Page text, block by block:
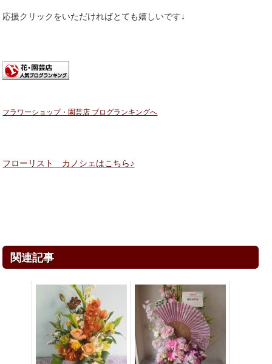
応援クリックをいただければとても嬉しいです↓
フラワーショップ・園芸店 ブログランキングへ
フローリスト カノシェはこちら♪
関連記事